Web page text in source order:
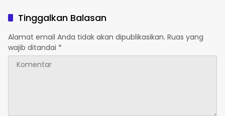
Pangan Bersama Warga
Tinggalkan Balasan
Alamat email Anda tidak akan dipublikasikan. Ruas yang
wajib ditandai *